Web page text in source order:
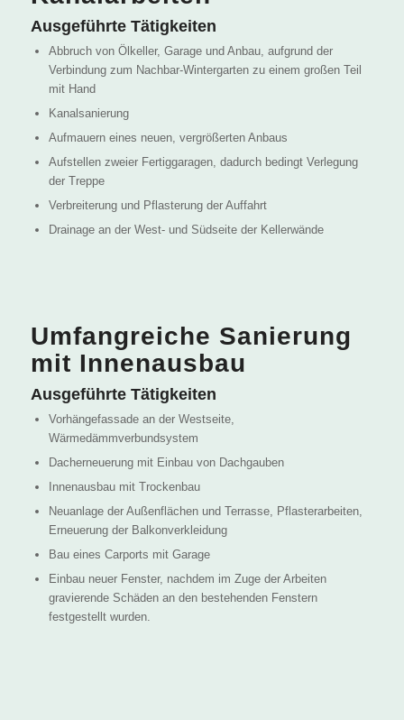
Ausgeführte Tätigkeiten
Abbruch von Ölkeller, Garage und Anbau, aufgrund der
Verbindung zum Nachbar-Wintergarten zu einem großen Teil
mit Hand
Kanalsanierung
Aufmauern eines neuen, vergrößerten Anbaus
Aufstellen zweier Fertiggaragen, dadurch bedingt Verlegung
der Treppe
Verbreiterung und Pflasterung der Auffahrt
Drainage an der West- und Südseite der Kellerwände
Umfangreiche Sanierung
mit Innenausbau
Ausgeführte Tätigkeiten
Vorhängefassade an der Westseite,
Wärmedämmverbundsystem
Dacherneuerung mit Einbau von Dachgauben
Innenausbau mit Trockenbau
Neuanlage der Außenflächen und Terrasse, Pflasterarbeiten,
Erneuerung der Balkonverkleidung
Bau eines Carports mit Garage
Einbau neuer Fenster, nachdem im Zuge der Arbeiten
gravierende Schäden an den bestehenden Fenstern
festgestellt wurden.